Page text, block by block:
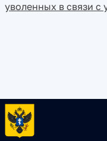
уволенных в связи с